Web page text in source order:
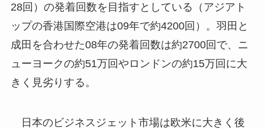
28回）の発着回数を目指すとしている（アジアト
ップの香港国際空港は09年で約4200回）。羽田と
成田を合わせた08年の発着回数は約2700回で、ニ
ューヨークの約51万回やロンドンの約15万回に大
きく見劣りする。
日本のビジネスジェット市場は欧米に大きく後